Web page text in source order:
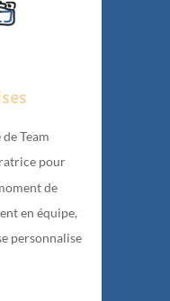
Team
pour
de
en équipe,
personnalise